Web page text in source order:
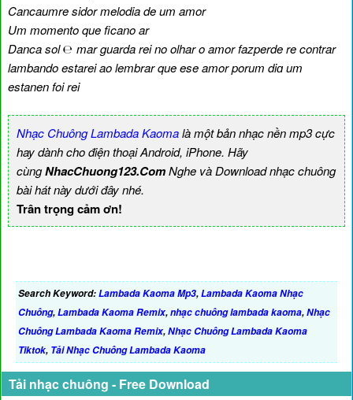
Cancaumre sidor melodia de um amor
Um momento que ficano ar
Danca sol ℮ mar guarda rei no olhar o amor fazperde re contrar
lambando estarei ao lembrar que ese amor porum diɑ um
estanen foi rei
Nhạc Chuông Lambada Kaomalà một bản nhạc nền mp3 cực
hay dành cho điện thoại Android, iPhone. Hãy
cùngNhacChuong123.ComNghe và Download nhạc chuông
bài hát này dưới đây nhé.
Trân trọng cảm ơn!
Search Keyword:Lambada Kaoma Mp3,Lambada Kaoma Nhạc
Chuông,Lambada Kaoma Remix,nhạc chuông lambada kaoma,Nhạc
Chuông Lambada Kaoma Remix,Nhạc Chuông Lambada Kaoma
Tiktok, Tải Nhạc Chuông Lambada Kaoma
Tải nhạc chuông - Free Download